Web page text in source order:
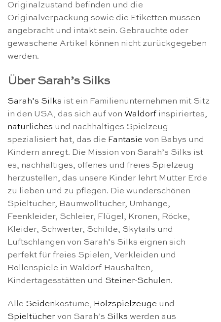
Originalzustand befinden und die
Originalverpackung sowie die Etiketten müssen
angebracht und intakt sein. Gebrauchte oder
gewaschene Artikel können nicht zurückgegeben
werden.
Über Sarah’s Silks
Sarah’s Silks ist ein Familienunternehmen mit Sitz
in den USA, das sich auf von Waldorf inspiriertes,
natürliches und nachhaltiges Spielzeug
spezialisiert hat, das die Fantasie von Babys und
Kindern anregt. Die Mission von Sarah’s Silks ist
es, nachhaltiges, offenes und freies Spielzeug
herzustellen, das unsere Kinder lehrt Mutter Erde
zu lieben und zu pflegen. Die wunderschönen
Spieltücher, Baumwolltücher, Umhänge,
Feenkleider, Schleier, Flügel, Kronen, Röcke,
Kleider, Schwerter, Schilde, Skytails und
Luftschlangen von Sarah’s Silks eignen sich
perfekt für freies Spielen, Verkleiden und
Rollenspiele in Waldorf-Haushalten,
Kindertagesstätten und Steiner-Schulen.
Alle Seidenkostüme, Holzspielzeuge und
Spieltücher von Sarah’s Silks werden aus